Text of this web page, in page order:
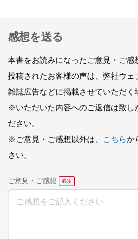
感想を送る
本書をお読みになったご意見・ご感
投稿されたお客様の声は、弊社ウェ
雑誌広告などに掲載させていただく
※いただいた内容へのご返信は致し
ださい。
※ご意見・ご感想以外は、
こちらか
さい。
ご意見・ご感想